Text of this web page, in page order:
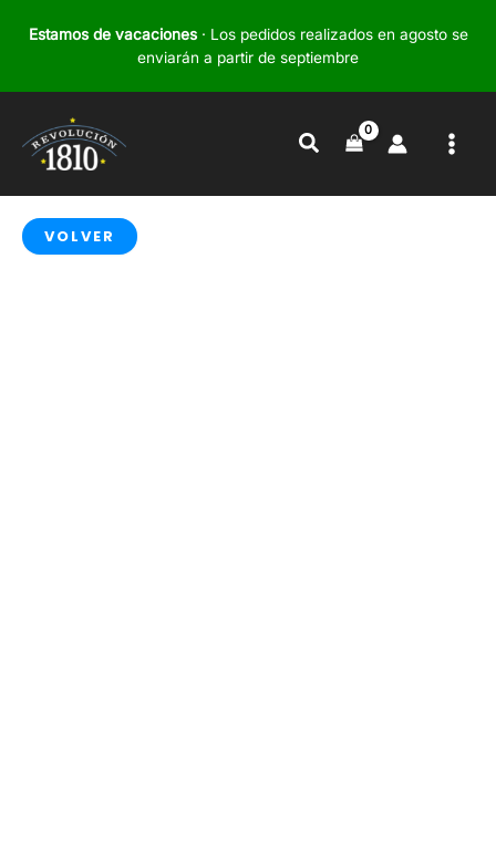
Estamos de vacaciones· Los pedidos realizados en agosto se
enviarán a partir de septiembre
Buscar
VOLVER